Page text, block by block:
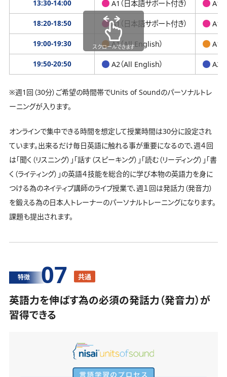
13:30-14:00 A1（日本語サポート付き） A1
18:20-18:50 A1（日本語サポート付き） A1
19:00-19:30 A1（All English） A1
19:50-20:50 A2（All English） A2
スクロールできます
※週1回（30分）ご希望の時間帯でUnits of Soundのパーソナルトレ
ーニングが入ります。
オンラインで集中できる時間を想定して授業時間は30分に設定され
ています。出来るだけ毎日英語に触れる事が重要になるので、週４回
は「聞く（リスニング）」「話す（スピーキング）」「読む（リーディング）」「書
く（ライティング）」の英語４技能を総合的に学び本物の英語力を身に
つける為のネイティブ講師のライブ授業で、週１回は発話力（発音力）
を鍛える為の日本人トレーナーのパーソナルトレーニングになります。
課題も提出されます。
特徴 07 共通
英語力を伸ばす為の必須の発話力（発音力）が
習得できる